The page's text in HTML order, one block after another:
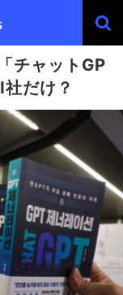
チャットGP
だけ？